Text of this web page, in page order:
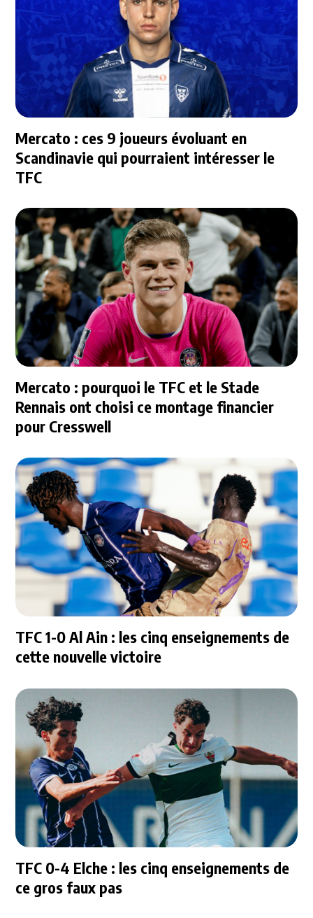
Mercato : ces 9 joueurs évoluant en
Scandinavie qui pourraient intéresser le
TFC
Mercato : pourquoi le TFC et le Stade
Rennais ont choisi ce montage financier
pour Cresswell
TFC 1-0 Al Ain : les cinq enseignements de
cette nouvelle victoire
TFC 0-4 Elche : les cinq enseignements de
ce gros faux pas